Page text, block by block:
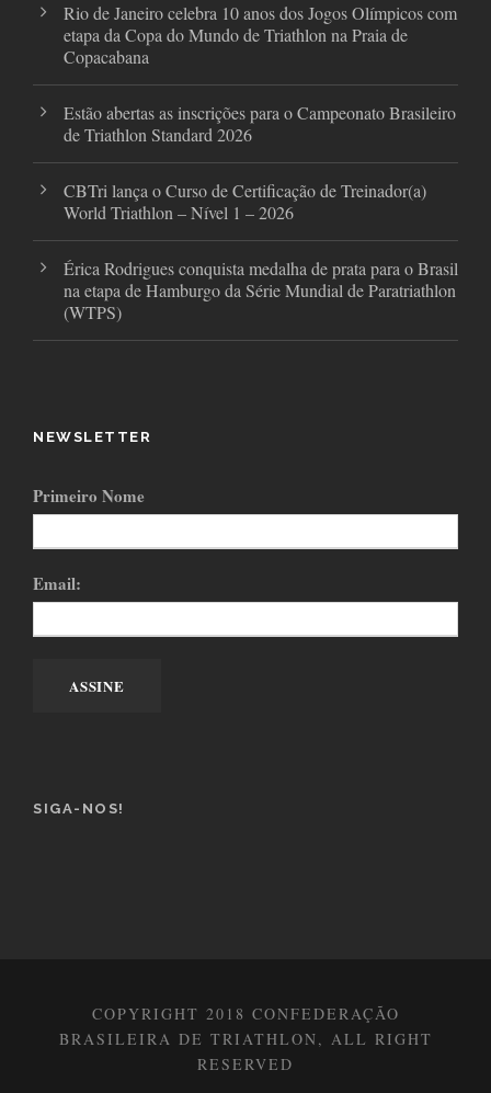
Rio de Janeiro celebra 10 anos dos Jogos Olímpicos com
etapa da Copa do Mundo de Triathlon na Praia de
Copacabana
Estão abertas as inscrições para o Campeonato Brasileiro
de Triathlon Standard 2026
CBTri lança o Curso de Certificação de Treinador(a)
World Triathlon – Nível 1 – 2026
Érica Rodrigues conquista medalha de prata para o Brasil
na etapa de Hamburgo da Série Mundial de Paratriathlon
(WTPS)
NEWSLETTER
Primeiro Nome
Email:
SIGA-NOS!
COPYRIGHT 2018 CONFEDERAÇÃO
BRASILEIRA DE TRIATHLON, ALL RIGHT
RESERVED